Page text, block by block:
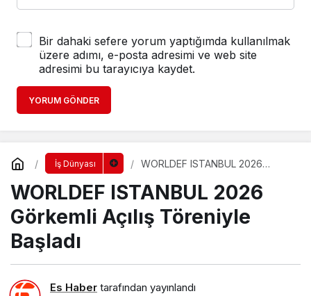
Bir dahaki sefere yorum yaptığımda kullanılmak
üzere adımı, e-posta adresimi ve web site
adresimi bu tarayıcıya kaydet.
YORUM GÖNDER
İş Dünyası
WORLDEF ISTANBUL 2026
WORLDEF ISTANBUL 2026
Görkemli Açılış Töreniyle
Başladı
Es Haber tarafından yayınlandı